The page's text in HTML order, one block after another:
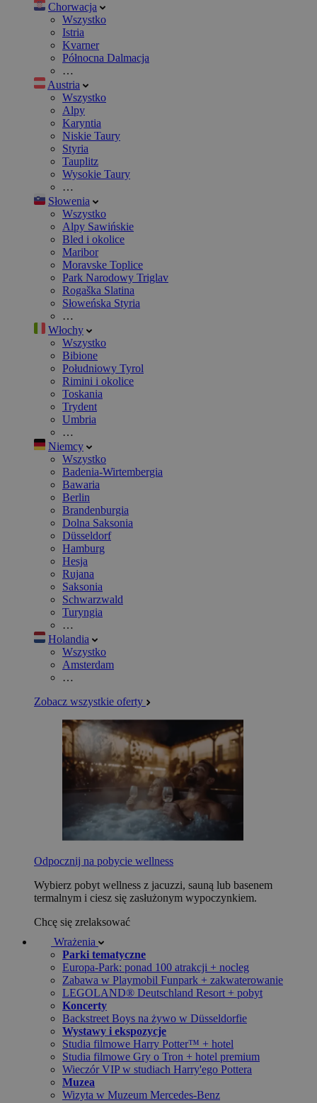
Chorwacja
Wszystko
Istria
Kvarner
Północna Dalmacja
…
Austria
Wszystko
Alpy
Karyntia
Niskie Taury
Styria
Tauplitz
Wysokie Taury
…
Słowenia
Wszystko
Alpy Sawińskie
Bled i okolice
Maribor
Moravske Toplice
Park Narodowy Triglav
Rogaška Slatina
Słoweńska Styria
…
Włochy
Wszystko
Bibione
Południowy Tyrol
Rimini i okolice
Toskania
Trydent
Umbria
…
Niemcy
Wszystko
Badenia-Wirtembergia
Bawaria
Berlin
Brandenburgia
Dolna Saksonia
Düsseldorf
Hamburg
Hesja
Rujana
Saksonia
Schwarzwald
Turyngia
…
Holandia
Wszystko
Amsterdam
…
Zobacz wszystkie oferty
Odpocznij na pobycie wellness
Wybierz pobyt wellness z jacuzzi, sauną lub basenem
termalnym i ciesz się zasłużonym wypoczynkiem.
Chcę się zrelaksować
Wrażenia
Parki tematyczne
Europa-Park: ponad 100 atrakcji + nocleg
Zabawa w Playmobil Funpark + zakwaterowanie
LEGOLAND® Deutschland Resort + pobyt
Koncerty
Backstreet Boys na żywo w Düsseldorfie
Wystawy i ekspozycje
Studia filmowe Harry Potter™ + hotel
Studia filmowe Gry o Tron + hotel premium
Wieczór VIP w studiach Harry'ego Pottera
Muzea
Wizyta w Muzeum Mercedes-Benz